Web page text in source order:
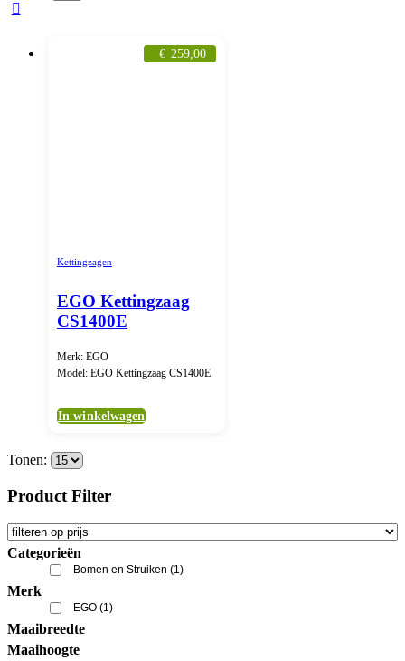
€ 259,00
Kettingzagen
EGO Kettingzaag
CS1400E
Merk: EGO
Model: EGO Kettingzaag CS1400E
In winkelwagen
Tonen:
Product Filter
Categorieën
Bomen en Struiken (1)
Merk
EGO (1)
Maaibreedte
Maaihoogte